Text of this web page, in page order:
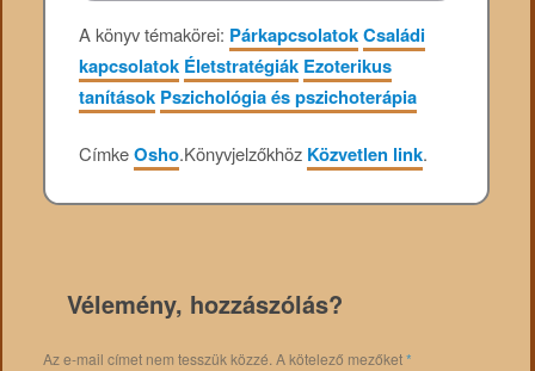
A könyv témakörei: PárkapcsolatokCsaládi
kapcsolatok Életstratégiák Ezoterikus
tanítások Pszichológia és pszichoterápia
CímkeOsho.Könyvjelzőkhöz Közvetlen link.
Vélemény, hozzászólás?
Az e-mail címet nem tesszük közzé. A kötelező mezőket*